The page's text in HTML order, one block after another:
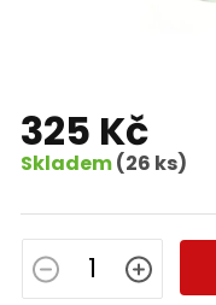
325 Kč
Skladem(26 ks)
Měrná
cena: